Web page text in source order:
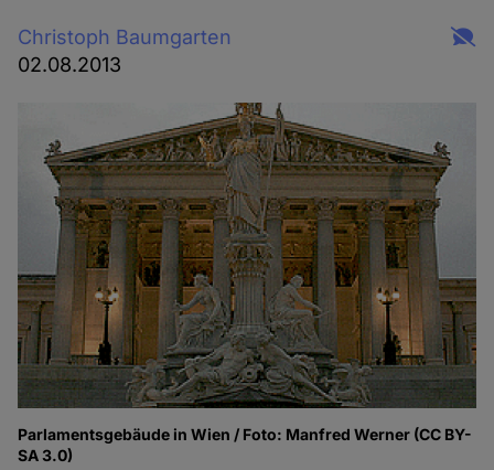
Christoph Baumgarten
02.08.2013
Parlamentsgebäude in Wien / Foto: Manfred Werner (CC BY-
SA 3.0)